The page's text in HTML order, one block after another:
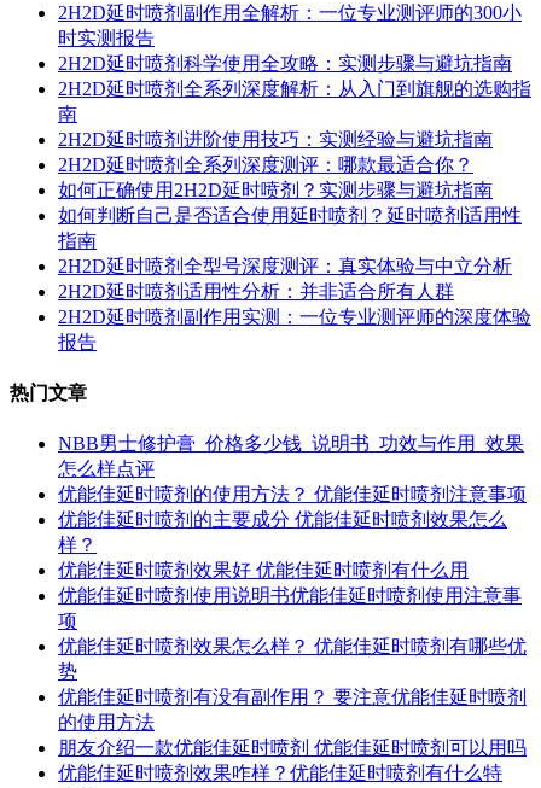
2H2D延时喷剂副作用全解析：一位专业测评师的300小
时实测报告
2H2D延时喷剂科学使用全攻略：实测步骤与避坑指南
2H2D延时喷剂全系列深度解析：从入门到旗舰的选购指
南
2H2D延时喷剂进阶使用技巧：实测经验与避坑指南
2H2D延时喷剂全系列深度测评：哪款最适合你？
如何正确使用2H2D延时喷剂？实测步骤与避坑指南
如何判断自己是否适合使用延时喷剂？延时喷剂适用性
指南
2H2D延时喷剂全型号深度测评：真实体验与中立分析
2H2D延时喷剂适用性分析：并非适合所有人群
2H2D延时喷剂副作用实测：一位专业测评师的深度体验
报告
热门文章
NBB男士修护膏_价格多少钱_说明书_功效与作用_效果
怎么样点评
优能佳延时喷剂的使用方法？ 优能佳延时喷剂注意事项
优能佳延时喷剂的主要成分 优能佳延时喷剂效果怎么
样？
优能佳延时喷剂效果好 优能佳延时喷剂有什么用
优能佳延时喷剂使用说明书优能佳延时喷剂使用注意事
项
优能佳延时喷剂效果怎么样？ 优能佳延时喷剂有哪些优
势
优能佳延时喷剂有没有副作用？ 要注意优能佳延时喷剂
的使用方法
朋友介绍一款优能佳延时喷剂 优能佳延时喷剂可以用吗
优能佳延时喷剂效果咋样？优能佳延时喷剂有什么特